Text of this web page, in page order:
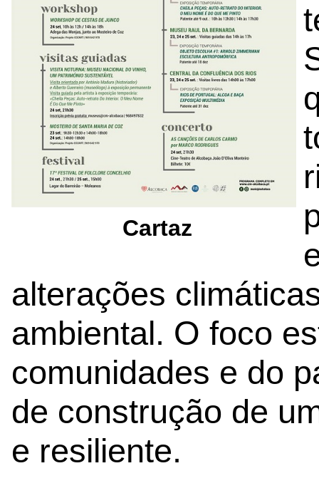
Cartaz
alterações
ambiental. O foco
comunidades e do
de construção de
e resiliente.